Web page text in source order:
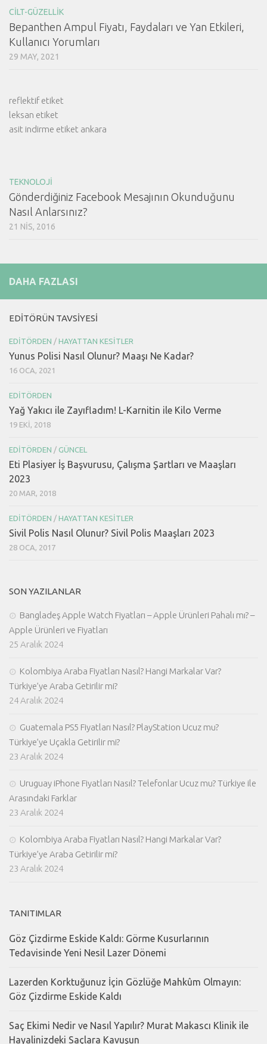
CILT-GÜZELLIK
Bepanthen Ampul Fiyatı, Faydaları ve Yan Etkileri,
Kullanıcı Yorumları
29 MAY, 2021
reflektif etiket
leksan etiket
asit indirme etiket ankara
TEKNOLOJI
Gönderdiğiniz Facebook Mesajının Okunduğunu
Nasıl Anlarsınız?
21 NIS, 2016
DAHA FAZLASI
EDITÖRÜN TAVSIYESI
EDITÖRDEN / HAYATTAN KESITLER
Yunus Polisi Nasıl Olunur? Maaşı Ne Kadar?
16 OCA, 2021
EDITÖRDEN
Yağ Yakıcı ile Zayıfladım! L-Karnitin ile Kilo Verme
19 EKI, 2018
EDITÖRDEN / GÜNCEL
Eti Plasiyer İş Başvurusu, Çalışma Şartları ve Maaşları
2023
20 MAR, 2018
EDITÖRDEN / HAYATTAN KESITLER
Sivil Polis Nasıl Olunur? Sivil Polis Maaşları 2023
28 OCA, 2017
SON YAZILANLAR
Bangladeş Apple Watch Fiyatları – Apple Ürünleri Pahalı mı? –
Apple Ürünleri ve Fiyatları
25 Aralık 2024
Kolombiya Araba Fiyatları Nasıl? Hangi Markalar Var?
Türkiye’ye Araba Getirilir mi?
24 Aralık 2024
Guatemala PS5 Fiyatları Nasıl? PlayStation Ucuz mu?
Türkiye’ye Uçakla Getirilir mi?
23 Aralık 2024
Uruguay iPhone Fiyatları Nasıl? Telefonlar Ucuz mu? Türkiye ile
Arasındaki Farklar
23 Aralık 2024
Kolombiya Araba Fiyatları Nasıl? Hangi Markalar Var?
Türkiye’ye Araba Getirilir mi?
23 Aralık 2024
TANITIMLAR
Göz Çizdirme Eskide Kaldı: Görme Kusurlarının
Tedavisinde Yeni Nesil Lazer Dönemi
Lazerden Korktuğunuz İçin Gözlüğe Mahkûm Olmayın:
Göz Çizdirme Eskide Kaldı
Saç Ekimi Nedir ve Nasıl Yapılır? Murat Makascı Klinik ile
Hayalinizdeki Saçlara Kavuşun